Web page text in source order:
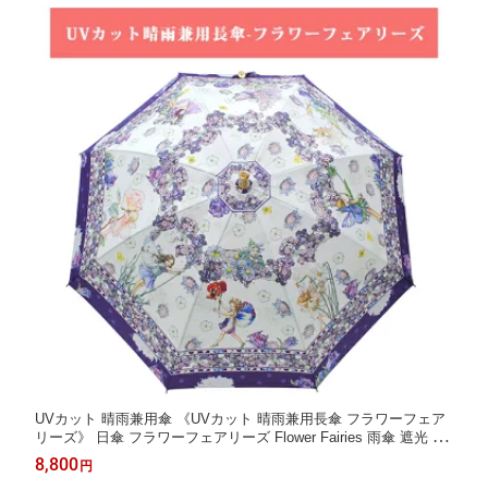
UVカット 晴雨兼用傘 《UVカット 晴雨兼用長傘 フラワーフェア
リーズ》 日傘 フラワーフェアリーズ Flower Fairies 雨傘 遮光 ギ
フト 母の日 プレゼント おしゃれ 妖精 花柄 紫 ディアカーズ
8,800 円